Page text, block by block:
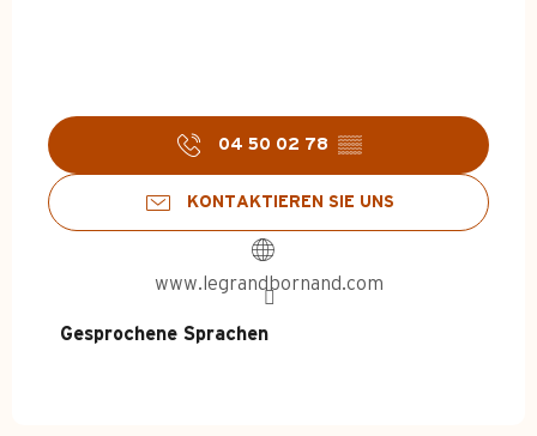
04 50 02 78 ▒▒
KONTAKTIEREN SIE UNS
www.legrandbornand.com
Gesprochene Sprachen
Gesprochene Sprachen